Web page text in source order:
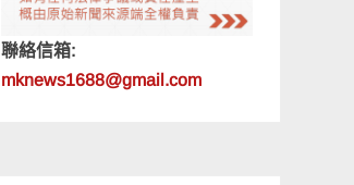
聯絡信箱:
mknews1688@gmail.com